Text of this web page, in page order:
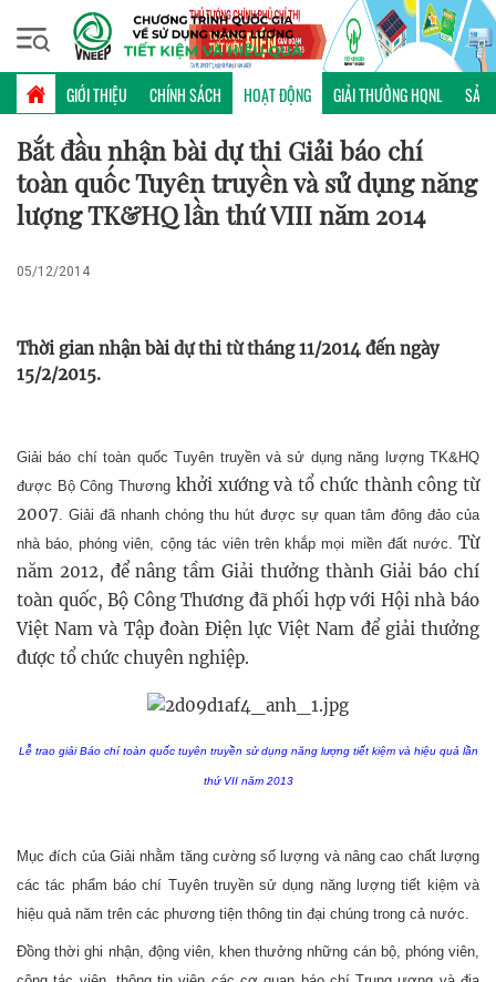
GIỚI THIỆU CHÍNH SÁCH HOẠT ĐỘNG GIẢI THƯỞNG HQNL SẢN
Thứ bảy, 08/08/2026 | 00:49 GMT+7
HOẠT ĐỘNG
Bắt đầu nhận bài dự thi Giải báo chí
toàn quốc Tuyên truyền và sử dụng năng
lượng TK&HQ lần thứ VIII năm 2014
05/12/2014
Thời gian nhận bài dự thi từ tháng 11/2014 đến ngày
15/2/2015.
Giải báo chí toàn quốc Tuyên truyền và sử dụng năng lượng TK&HQ
được Bộ Công Thương khởi xướng và tổ chức thành công từ
2007. Giải đã nhanh chóng thu hút được sự quan tâm đông đảo của
nhà báo, phóng viên, cộng tác viên trên khắp mọi miền đất nước. Từ
năm 2012, để nâng tầm Giải thưởng thành Giải báo chí
toàn quốc, Bộ Công Thương đã phối hợp với Hội nhà báo
Việt Nam và Tập đoàn Điện lực Việt Nam để giải thưởng
được tổ chức chuyên nghiệp.
Lễ trao giải Báo chí toàn quốc tuyên truyền sử dụng năng lượng tiết kiệm và hiệu quả lần
thứ VII năm 2013
Mục đích của Giải nhằm tăng cường số lượng và nâng cao chất lượng
các tác phẩm báo chí Tuyên truyền sử dụng năng lượng tiết kiệm và
hiệu quả năm trên các phương tiện thông tin đại chúng trong cả nước.
Đồng thời ghi nhận, động viên, khen thưởng những cán bộ, phóng viên,